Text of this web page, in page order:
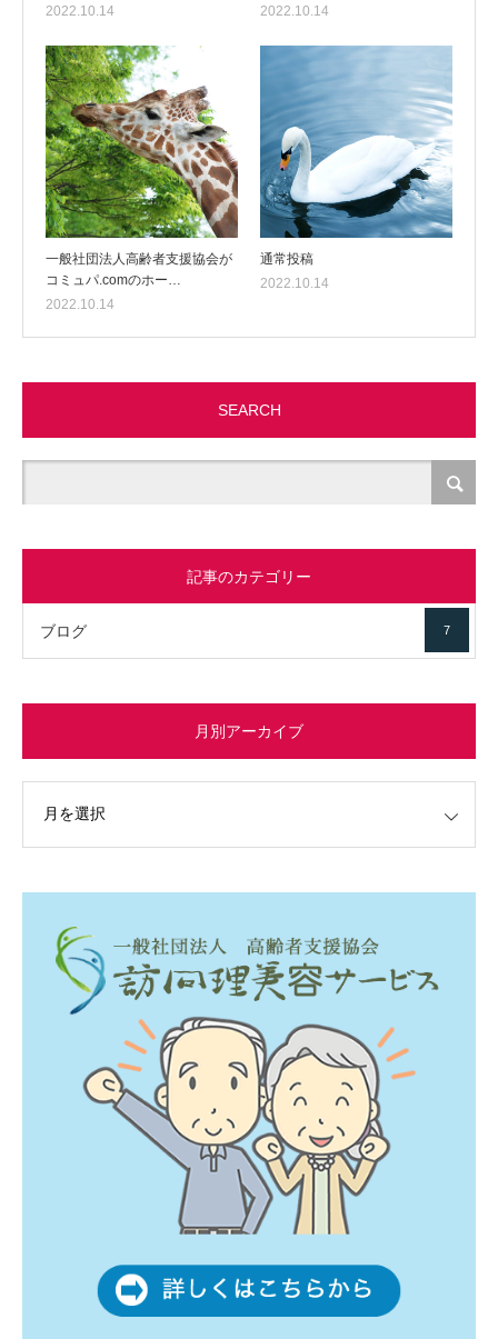
2022.10.14
2022.10.14
一般社団法人高齢者支援協会が
コミュパ.comのホー…
2022.10.14
通常投稿
2022.10.14
SEARCH
記事のカテゴリー
ブログ 7
月別アーカイブ